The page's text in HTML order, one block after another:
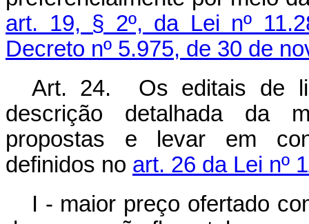
art. 19, § 2º, da Lei nº
Decreto nº 5.975, de 30 de
Art. 24. Os editais de
descrição detalhada da
propostas e levar em
definidos no art. 26 da Lei nº
I - maior preço ofertado